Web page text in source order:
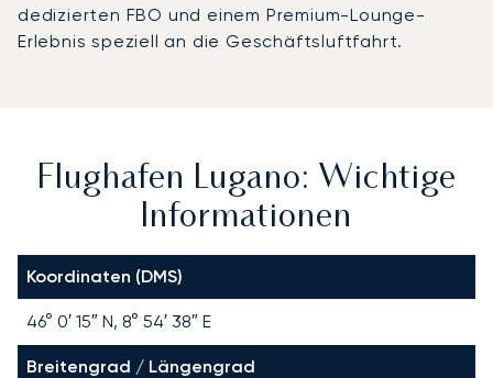
dedizierten FBO und einem Premium-Lounge-
Erlebnis speziell an die Geschäftsluftfahrt.
Flughafen Lugano: Wichtige
Informationen
Koordinaten (DMS)
46° 0′ 15″ N, 8° 54′ 38″ E
Breitengrad / Längengrad